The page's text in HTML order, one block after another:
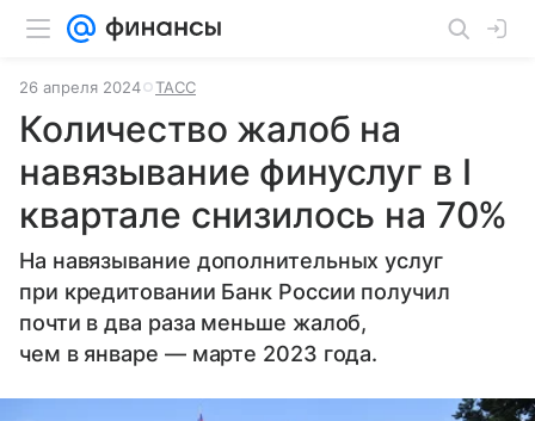
26 апреля 2024 ТАСС
Количество жалоб на
навязывание финуслуг в I
квартале снизилось на 70%
На навязывание дополнительных услуг
при кредитовании Банк России получил
почти в два раза меньше жалоб,
чем в январе — марте 2023 года.